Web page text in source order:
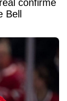
confirme